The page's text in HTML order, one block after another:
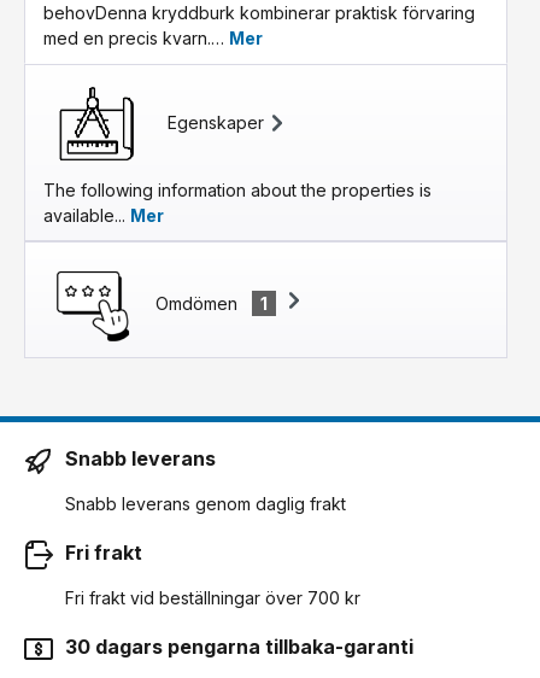
behovDenna kryddburk kombinerar praktisk förvaring
med en precis kvarn.… Mer
Egenskaper
The following information about the properties is
available... Mer
Omdömen 1
Snabb leverans
Snabb leverans genom daglig frakt
Fri frakt
Fri frakt vid beställningar över 700 kr
30 dagars pengarna tillbaka-garanti